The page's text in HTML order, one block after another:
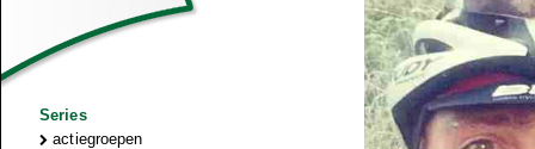
Series
actiegroepen